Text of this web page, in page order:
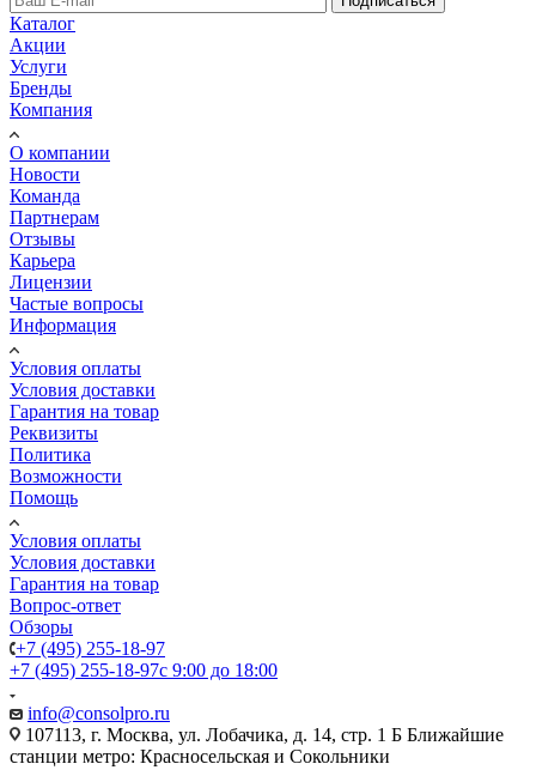
Каталог
Акции
Услуги
Бренды
Компания
О компании
Новости
Команда
Партнерам
Отзывы
Карьера
Лицензии
Частые вопросы
Информация
Условия оплаты
Условия доставки
Гарантия на товар
Реквизиты
Политика
Возможности
Помощь
Условия оплаты
Условия доставки
Гарантия на товар
Вопрос-ответ
Обзоры
+7 (495) 255-18-97
+7 (495) 255-18-97с 9:00 до 18:00
info@consolpro.ru
107113, г. Москва, ул. Лобачика, д. 14, стр. 1 Б Ближайшие
станции метро: Красносельская и Сокольники